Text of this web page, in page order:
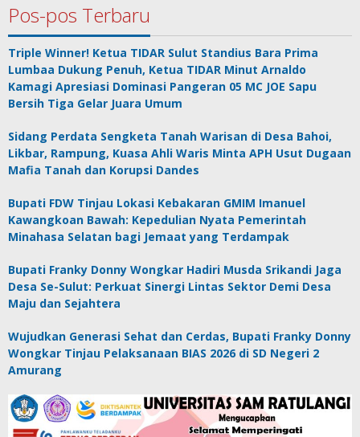
Pos-pos Terbaru
Triple Winner! Ketua TIDAR Sulut Standius Bara Prima
Lumbaa Dukung Penuh, Ketua TIDAR Minut Arnaldo
Kamagi Apresiasi Dominasi Pangeran 05 MC JOE Sapu
Bersih Tiga Gelar Juara Umum
Sidang Perdata Sengketa Tanah Warisan di Desa Bahoi,
Likbar, Rampung, Kuasa Ahli Waris Minta APH Usut Dugaan
Mafia Tanah dan Korupsi Dandes
Bupati FDW Tinjau Lokasi Kebakaran GMIM Imanuel
Kawangkoan Bawah: Kepedulian Nyata Pemerintah
Minahasa Selatan bagi Jemaat yang Terdampak
Bupati Franky Donny Wongkar Hadiri Musda Srikandi Jaga
Desa Se-Sulut: Perkuat Sinergi Lintas Sektor Demi Desa
Maju dan Sejahtera
Wujudkan Generasi Sehat dan Cerdas, Bupati Franky Donny
Wongkar Tinjau Pelaksanaan BIAS 2026 di SD Negeri 2
Amurang